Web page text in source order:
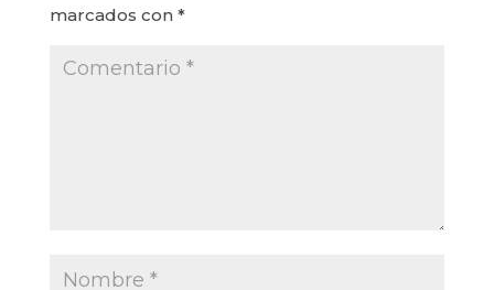
marcados con *